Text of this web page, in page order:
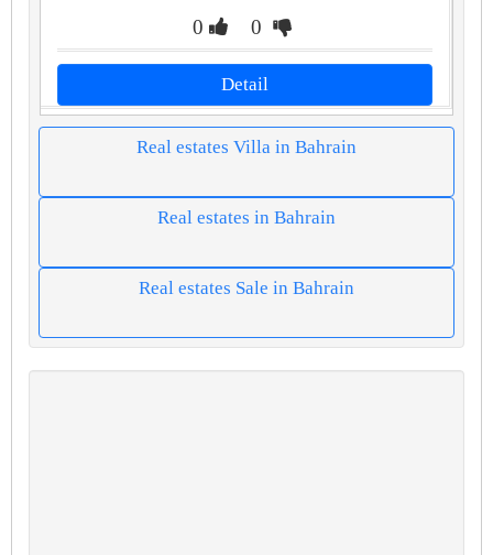
0 0
Detail
Real estates Villa in Bahrain
Real estates in Bahrain
Real estates Sale in Bahrain